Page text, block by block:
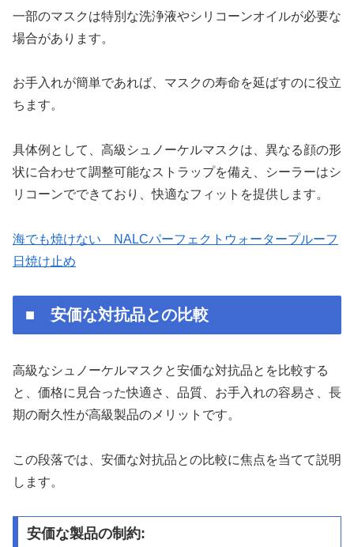
一部のマスクは特別な洗浄液やシリコーンオイルが必要な
場合があります。
お手入れが簡単であれば、マスクの寿命を延ばすのに役立
ちます。
具体例として、高級シュノーケルマスクは、異なる顔の形
状に合わせて調整可能なストラップを備え、シーラーはシ
リコーンでできており、快適なフィットを提供します。
海でも焼けない NALCパーフェクトウォータープルーフ
日焼け止め
■ 安価な対抗品との比較
高級なシュノーケルマスクと安価な対抗品とを比較する
と、価格に見合った快適さ、品質、お手入れの容易さ、長
期の耐久性が高級製品のメリットです。
この段落では、安価な対抗品との比較に焦点を当てて説明
します。
安価な製品の制約: